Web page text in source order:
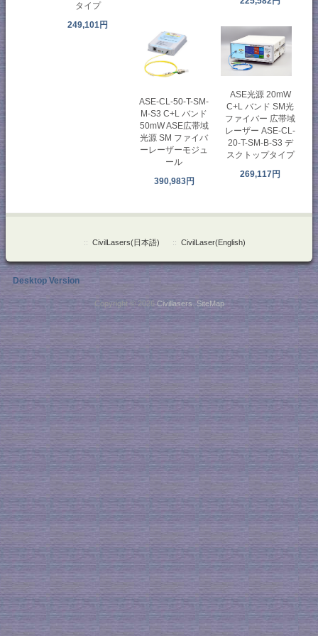
タイプ
249,101円
ASE-CL-50-T-SM-
M-S3 C+L バンド
50mW ASE広帯域
光源 SM ファイバ
ーレーザーモジュ
ール
390,983円
ASE光源 20mW
C+L バンド SM光
ファイバー 広帯域
レーザー ASE-CL-
20-T-SM-B-S3 デ
スクトップタイプ
269,117円
:: CivilLasers(日本語) :: CivilLaser(English)
Desktop Version
Copyright © 2026Civillasers SiteMap